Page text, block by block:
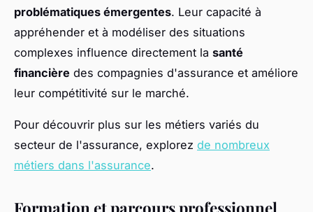
problématiques émergentes. Leur capacité à
appréhender et à modéliser des situations
complexes influence directement la santé
financière des compagnies d'assurance et améliore
leur compétitivité sur le marché.
Pour découvrir plus sur les métiers variés du
secteur de l'assurance, explorez de nombreux
métiers dans l'assurance.